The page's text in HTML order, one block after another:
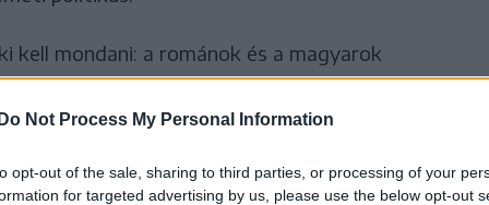
Do Not Process My Personal Information
opt-out of the sale, sharing to third parties, or processing of your
for targeted advertising by us, please use the below opt-out
mondani: a románok és a magyarok
történelméhez, mert a nagy egyesülés a
megvalósulása volt, a magyarok számára pedig